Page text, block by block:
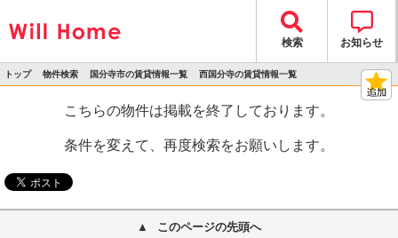
検索 お知らせ
トップ 物件検索 国分寺市の賃貸情報一覧 西国分寺の賃貸情報一覧
こちらの物件は掲載を終了しております。
条件を変えて、再度検索をお願いします。
このページの先頭へ